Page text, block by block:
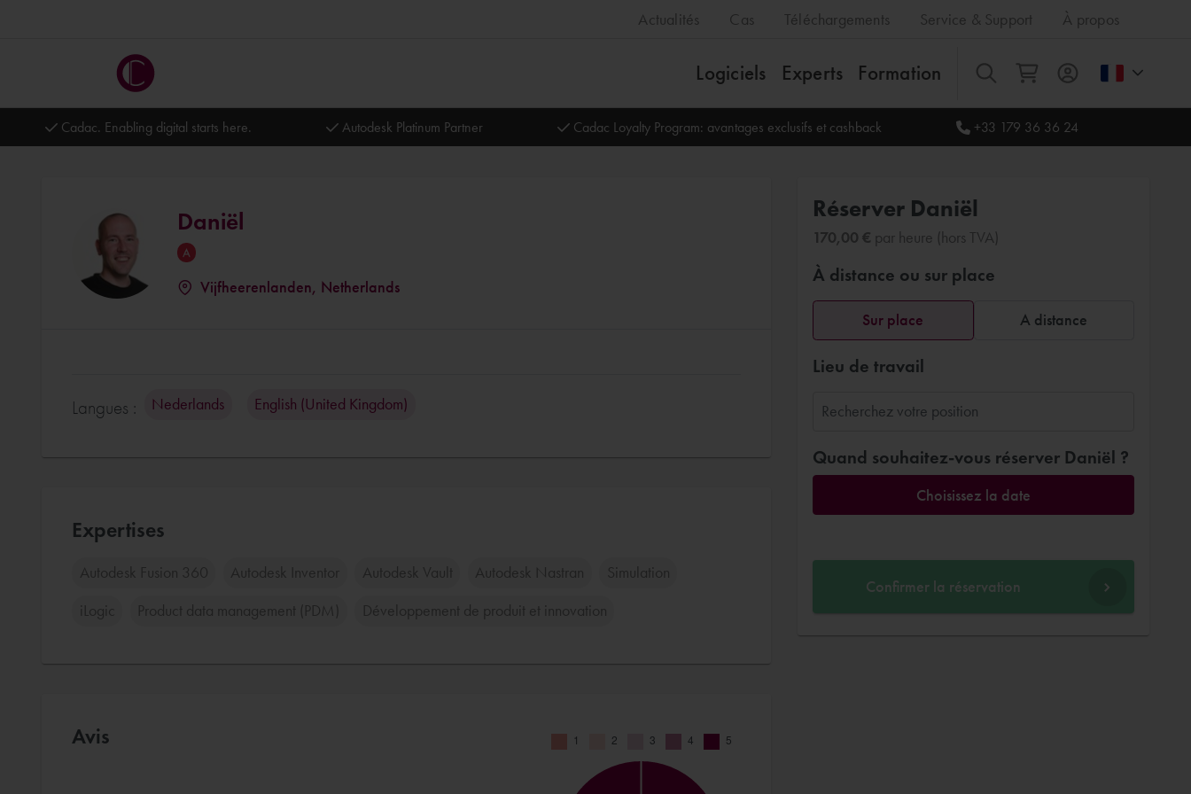
Actualités Cas Téléchargements Service & Support À propos
Logiciels Experts Formation Tout
Cadac. Enabling digital starts here. Autodesk Platinum Partner Cadac Loyalty Program: avantages exclusifs et cashback +33 179 36 36 24
Daniël
Vijfheerenlanden, Netherlands
Langues : Nederlands English (United Kingdom)
Expertises
Autodesk Fusion 360 Autodesk Inventor Autodesk Vault Autodesk Nastran Simulation
iLogic Product data management (PDM) Développement de produit et innovation
Avis
Réserver Daniël
170,00 € par heure (hors TVA)
À distance ou sur place
Sur place A distance
Lieu de travail
Quand souhaitez-vous réserver Daniël ?
Choisissez la date
Confirmer la réservation